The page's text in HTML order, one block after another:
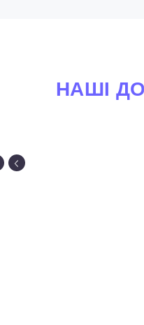
НАШІ